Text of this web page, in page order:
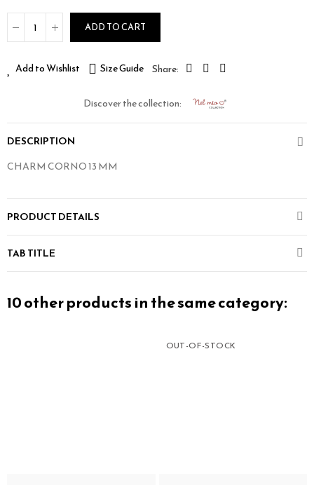
ADD TO CART
Add to Wishlist Size Guide
Discover the collection:
DESCRIPTION
CHARM CORNO 13 MM
PRODUCT DETAILS
TAB TITLE
10 other products in the same category:
OUT-OF-STOCK